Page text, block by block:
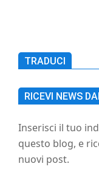
TRADUCI
RICEVI NEWS
Inserisci il tuo
questo blog, e
nuovi post.